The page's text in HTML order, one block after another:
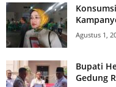
Agustus 1,
Bupati
Gedung